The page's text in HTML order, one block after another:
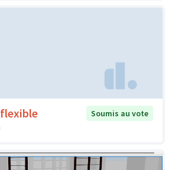
Soumis au vote